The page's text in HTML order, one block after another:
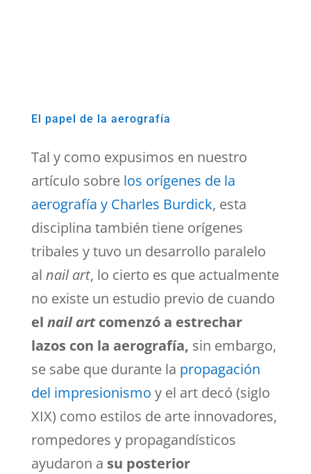
El papel de la aerografía
Tal y como expusimos en nuestro
artículo sobre los orígenes de la
aerografía y Charles Burdick, esta
disciplina también tiene orígenes
tribales y tuvo un desarrollo paralelo
al nail art, lo cierto es que actualmente
no existe un estudio previo de cuando
el nail artcomenzó a estrechar
lazos con la aerografía, sin embargo,
se sabe que durante la propagación
del impresionismo y el art decó (siglo
XIX) como estilos de arte innovadores,
rompedores y propagandísticos
ayudaron a su posterior